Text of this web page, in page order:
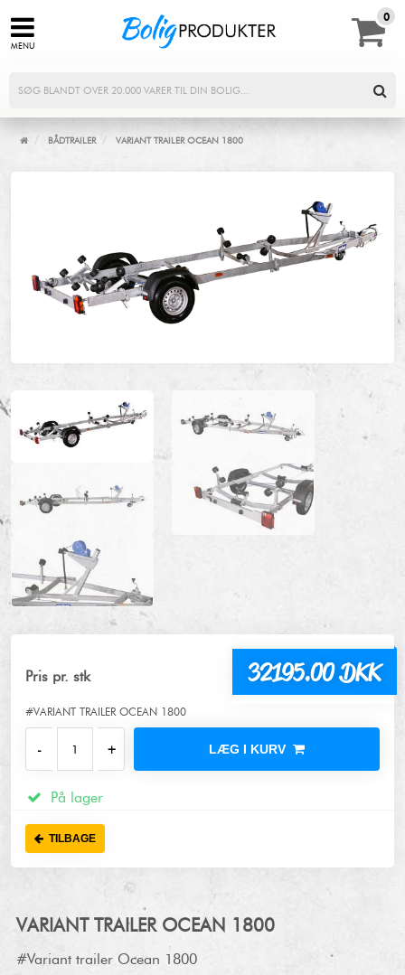
MENU
0,000
/ BÅDTRAILER/ VARIANT TRAILER OCEAN 1800
32195.00 DKK
Pris pr. stk
#VARIANT TRAILER OCEAN 1800
LÆG I KURV
På lager
TILBAGE
VARIANT TRAILER OCEAN 1800
#Variant trailer Ocean 1800